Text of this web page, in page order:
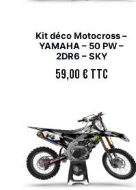
Kit déco Motocross –
YAMAHA – 50 PW –
2DR6 – SKY
59,00€ TTC